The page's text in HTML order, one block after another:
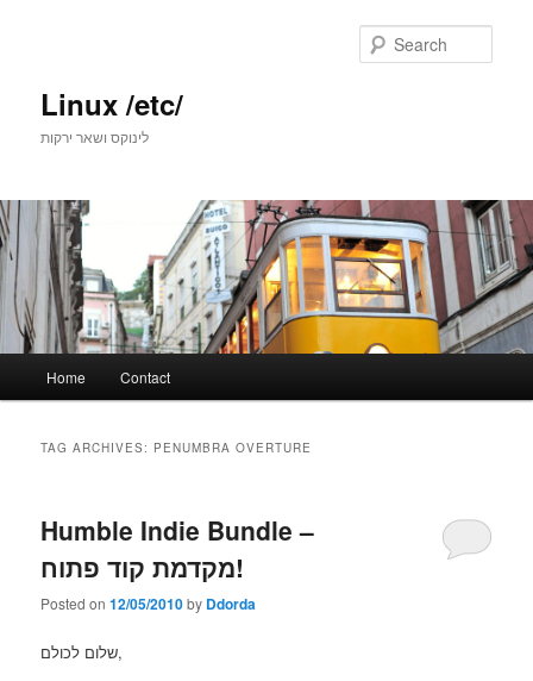
Linux /etc/
לינוקס ושאר ירקות
Home Contact
TAG ARCHIVES: PENUMBRA OVERTURE
Humble Indie Bundle –
מקדמת קוד פתוח!
Posted on12/05/2010by Ddorda
שלום לכולם,